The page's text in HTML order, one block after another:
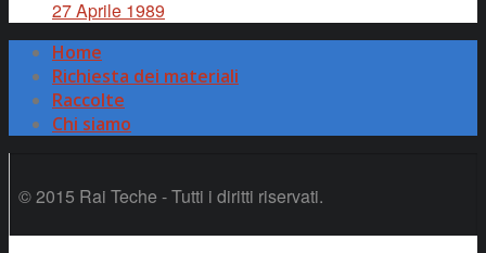
27 Aprile 1989
Home
Richiesta dei materiali
Raccolte
Chi siamo
© 2015 Rai Teche - Tutti i diritti riservati.